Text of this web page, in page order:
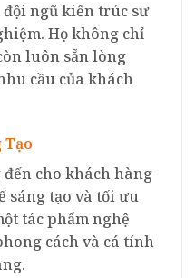
ngũ kiến trúc sư
Họ không chỉ
luôn sẵn lòng
cầu của khách
Tạo
cho khách hàng
sáng tạo và tối ưu
tác phẩm nghệ
cách và cá tính